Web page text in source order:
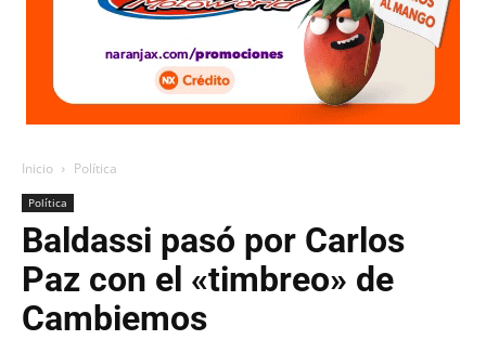
Inicio Política
Política
Baldassi pasó por Carlos
Paz con el «timbreo» de
Cambiemos